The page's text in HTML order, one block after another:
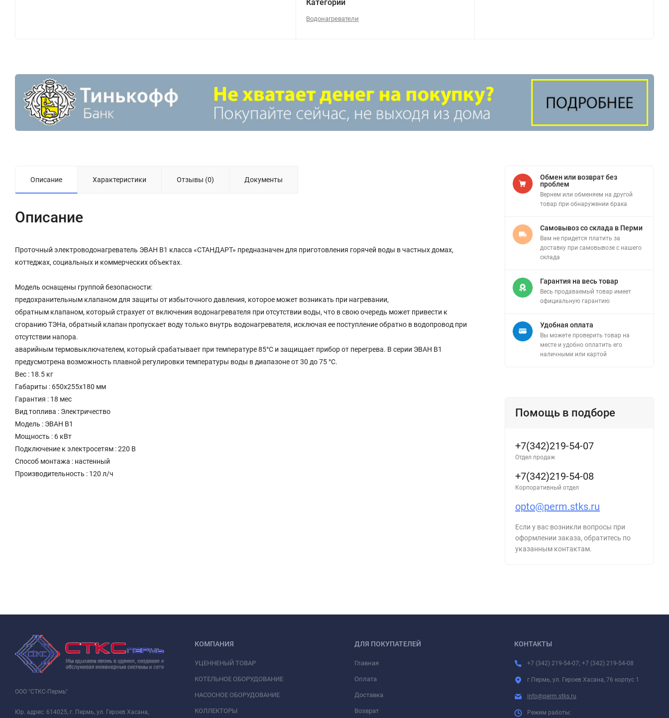
Категории
Водонагреватели
Описание Характеристики Отзывы (0) Документы
Описание
Проточный электроводонагреватель ЭВАН В1 класса «СТАНДАРТ» предназначен для приготовления горячей воды в частных домах,
коттеджах, социальных и коммерческих объектах.
Модель оснащены группой безопасности:
предохранительным клапаном для защиты от избыточного давления, которое может возникать при нагревании,
обратным клапаном, который страхует от включения водонагревателя при отсутствии воды, что в свою очередь может привести к
сгоранию ТЭНа, обратный клапан пропускает воду только внутрь водонагревателя, исключая ее поступление обратно в водопровод при
отсутствии напора.
аварийным термовыключателем, который срабатывает при температуре 85°С и защищает прибор от перегрева. В серии ЭВАН В1
предусмотрена возможность плавной регулировки температуры воды в диапазоне от 30 до 75 °С.
Вес : 18.5 кг
Габариты : 650х255х180 мм
Гарантия : 18 мес
Вид топлива : Электричество
Модель : ЭВАН В1
Мощность : 6 кВт
Подключение к электросетям : 220 В
Способ монтажа : настенный
Производительность : 120 л/ч
Обмен или возврат без
проблем
Вернем или обменяем на другой
товар при обнаружении брака
Самовывоз со склада в Перми
Вам не придется платить за
доставку при самовывозе с нашего
склада
Гарантия на весь товар
Весь продаваемый товар имеет
официальную гарантию
Удобная оплата
Вы можете проверить товар на
месте и удобно оплатить его
наличными или картой
Помощь в подборе
+7(342)219-54-07
Отдел продаж
+7(342)219-54-08
Корпоративный отдел
opto@perm.stks.ru
Если у вас возникли вопросы при
оформлении заказа, обратитесь по
указанным контактам.
ООО "СТКС-Пермь"
Юр. адрес: 614025, г. Пермь, ул. Героев Хасана,
КОМПАНИЯ
УЦЕННЕНЫЙ ТОВАР
КОТЕЛЬНОЕ ОБОРУДОВАНИЕ
НАСОСНОЕ ОБОРУДОВАНИЕ
КОЛЛЕКТОРЫ
ДЛЯ ПОКУПАТЕЛЕЙ
Главная
Оплата
Доставка
Возврат
КОНТАКТЫ
+7 (342) 219-54-07; +7 (342) 219-54-08
г.Пермь, ул. Героев Хасана, 76 корпус 1
info@perm.stks.ru
Режим работы: